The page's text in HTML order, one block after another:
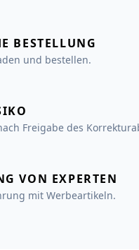
BESTELLUNG
und bestellen.
Freigabe des
VON EXPERTEN
mit Werbeartikeln.